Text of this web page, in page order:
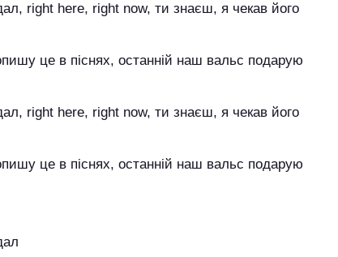
right here, right now, ти знаєш, я чекав його
це в піснях, останній наш вальс подарую
right here, right now, ти знаєш, я чекав його
це в піснях, останній наш вальс подарую